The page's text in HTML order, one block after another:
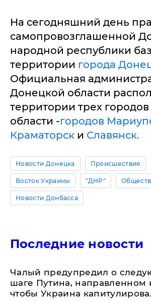
На сегодняшний день
самопровозглашенной
народной республики
территории города
Официальная
Донецкой области
территории трех
области -городов
Краматорск и Славянск.
Новости Донецка Происшествия
Восток Украины "ДНР"
Новости Донбасса
Последние новости
Чалый предупредил о
шаге Путина, направленном
чтобы Украина